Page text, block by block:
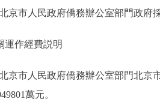
市人民政府僑務辦公室部門政府
作經費説明
市人民政府僑務辦公室部門北京
萬元。